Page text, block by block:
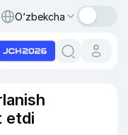
O‘zbekcha
etdi